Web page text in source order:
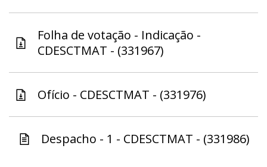
Folha de votação - Indicação -
CDESCTMAT - (331967)
Ofício - CDESCTMAT - (331976)
Despacho - 1 - CDESCTMAT - (331986)